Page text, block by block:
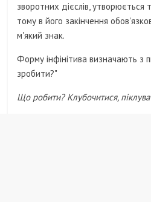
зворотних дієслів,
тому в його закінчення
м'який знак.
Форму інфінітива визначають з
зробити?"
Що робити? Клубочитися,